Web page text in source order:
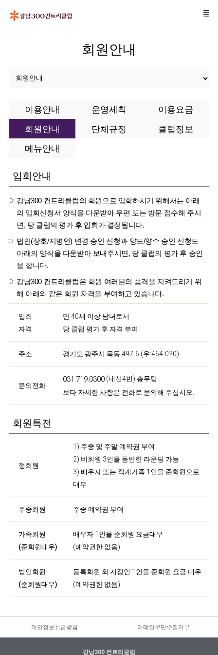
회원안내
이용안내 운영세칙
이용요금
회원안내
단체규정
클럽정보
메뉴안내
입회안내
강남300 컨트리클럽의 회원으로 입회하시기 위해서는 아래
의 입회신청서 양식을 다운받아 우편 또는 방문 접수해 주시
면, 당 클럽의 평가 후 입회가 결정됩니다.
법인(상호/지명인) 변경 승인 신청과 양도/양수 승인 신청도
아래의 양식을 다운받아 보내주시면, 당 클럽의 평가 후 승인
을 합니다.
강남300 컨트리클럽은 회원 여러분의 품격을 지켜드리기 위
해 아래와 같은 회원 자격을 부여하고 있습니다.
입회
자격
만 40세 이상 남녀로서
당 클럽 평가 후 자격 부여
주소 경기도 광주시 목동 497-6 (우:464-020)
문의전화
031.719.0300 (내선4번) 총무팀
보다 자세한 사항은 전화로 문의해 주십시오.
회원특전
정회원
1) 주중 및 주말 예약권 부여
2) 비회원 3인을 동반한 라운딩 가능
3) 배우자 또는 직계가족 1인을 준회원으로
대우
주중회원 주중 예약권 부여
가족회원
(준회원대우)
배우자 1인을 준회원 요금대우
(예약권한 없음)
법인회원
(준회원대우)
등록회원 외 지정인 1인을 준회원 요금 대우
(예약권한 없음)
개인정보취급방침 이메일무단수집거부
강남300 컨트리클럽